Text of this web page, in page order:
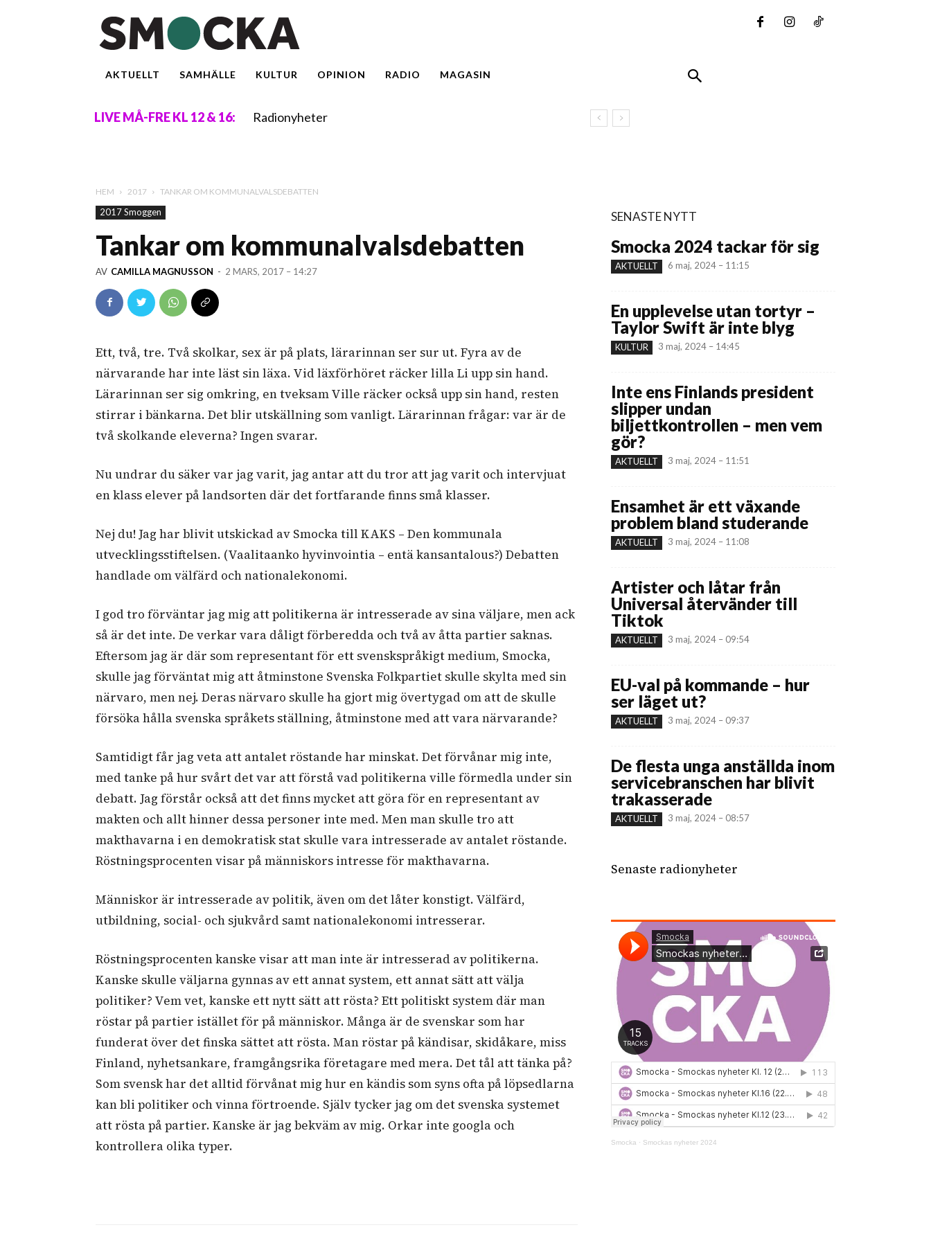
AKTUELLT SAMHÄLLE KULTUR OPINION RADIO MAGASIN
LIVE MÅ-FRE KL 12 & 16: Radionyheter
HEM 2017 TANKAR OM KOMMUNALVALSDEBATTEN
2017 Smoggen
Tankar om kommunalvalsdebatten
AV CAMILLA MAGNUSSON - 2 MARS, 2017 – 14:27
Ett, två, tre. Två skolkar, sex är på plats, lärarinnan ser sur ut. Fyra av de
närvarande har inte läst sin läxa. Vid läxförhöret räcker lilla Li upp sin hand.
Lärarinnan ser sig omkring, en tveksam Ville räcker också upp sin hand, resten
stirrar i bänkarna. Det blir utskällning som vanligt. Lärarinnan frågar: var är de
två skolkande eleverna? Ingen svarar.
Nu undrar du säker var jag varit, jag antar att du tror att jag varit och intervjuat
en klass elever på landsorten där det fortfarande finns små klasser.
Nej du! Jag har blivit utskickad av Smocka till KAKS – Den kommunala
utvecklingsstiftelsen. (Vaalitaanko hyvinvointia – entä kansantalous?) Debatten
handlade om välfärd och nationalekonomi.
I god tro förväntar jag mig att politikerna är intresserade av sina väljare, men ack
så är det inte. De verkar vara dåligt förberedda och två av åtta partier saknas.
Eftersom jag är där som representant för ett svenskspråkigt medium, Smocka,
skulle jag förväntat mig att åtminstone Svenska Folkpartiet skulle skylta med sin
närvaro, men nej. Deras närvaro skulle ha gjort mig övertygad om att de skulle
försöka hålla svenska språkets ställning, åtminstone med att vara närvarande?
Samtidigt får jag veta att antalet röstande har minskat. Det förvånar mig inte,
med tanke på hur svårt det var att förstå vad politikerna ville förmedla under sin
debatt. Jag förstår också att det finns mycket att göra för en representant av
makten och allt hinner dessa personer inte med. Men man skulle tro att
makthavarna i en demokratisk stat skulle vara intresserade av antalet röstande.
Röstningsprocenten visar på människors intresse för makthavarna.
Människor är intresserade av politik, även om det låter konstigt. Välfärd,
utbildning, social- och sjukvård samt nationalekonomi intresserar.
Röstningsprocenten kanske visar att man inte är intresserad av politikerna.
Kanske skulle väljarna gynnas av ett annat system, ett annat sätt att välja
politiker? Vem vet, kanske ett nytt sätt att rösta? Ett politiskt system där man
röstar på partier istället för på människor. Många är de svenskar som har
funderat över det finska sättet att rösta. Man röstar på kändisar, skidåkare, miss
Finland, nyhetsankare, framgångsrika företagare med mera. Det tål att tänka på?
Som svensk har det alltid förvånat mig hur en kändis som syns ofta på löpsedlarna
kan bli politiker och vinna förtroende. Själv tycker jag om det svenska systemet
att rösta på partier. Kanske är jag bekväm av mig. Orkar inte googla och
kontrollera olika typer.
SENASTE NYTT
Smocka 2024 tackar för sig
AKTUELLT 6 maj, 2024 – 11:15
En upplevelse utan tortyr –
Taylor Swift är inte blyg
KULTUR 3 maj, 2024 – 14:45
Inte ens Finlands president
slipper undan
biljettkontrollen – men vem
gör?
AKTUELLT 3 maj, 2024 – 11:51
Ensamhet är ett växande
problem bland studerande
AKTUELLT 3 maj, 2024 – 11:08
Artister och låtar från
Universal återvänder till
Tiktok
AKTUELLT 3 maj, 2024 – 09:54
EU-val på kommande – hur
ser läget ut?
AKTUELLT 3 maj, 2024 – 09:37
De flesta unga anställda inom
servicebranschen har blivit
trakasserade
AKTUELLT 3 maj, 2024 – 08:57
Senaste radionyheter
Smocka · Smockas nyheter 2024